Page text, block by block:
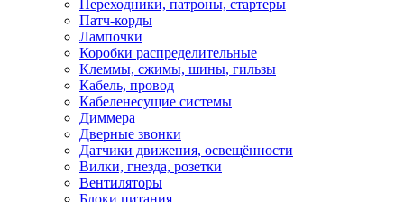
Переходники, патроны, стартеры
Патч-корды
Лампочки
Коробки распределительные
Клеммы, сжимы, шины, гильзы
Кабель, провод
Кабеленесущие системы
Диммера
Дверные звонки
Датчики движения, освещённости
Вилки, гнезда, розетки
Вентиляторы
Блоки питания